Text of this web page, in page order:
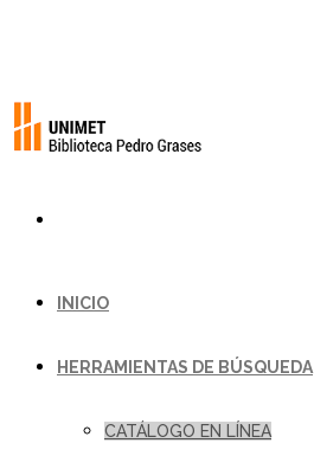
INICIO
HERRAMIENTAS DE BÚSQUEDA
CATÁLOGO EN LÍNEA